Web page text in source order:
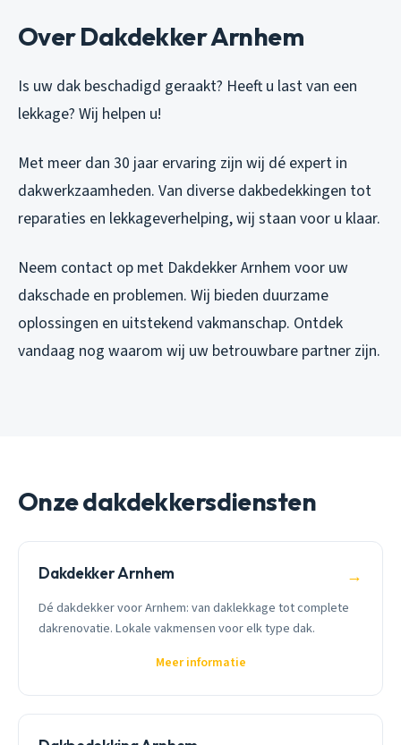
Over Dakdekker Arnhem
Is uw dak beschadigd geraakt? Heeft u last van een
lekkage? Wij helpen u!
Met meer dan 30 jaar ervaring zijn wij dé expert in
dakwerkzaamheden. Van diverse dakbedekkingen tot
reparaties en lekkageverhelping, wij staan voor u klaar.
Neem contact op met Dakdekker Arnhem voor uw
dakschade en problemen. Wij bieden duurzame
oplossingen en uitstekend vakmanschap. Ontdek
vandaag nog waarom wij uw betrouwbare partner zijn.
Onze dakdekkersdiensten
Dakdekker Arnhem →
Dé dakdekker voor Arnhem: van daklekkage tot complete
dakrenovatie. Lokale vakmensen voor elk type dak.
Meer informatie